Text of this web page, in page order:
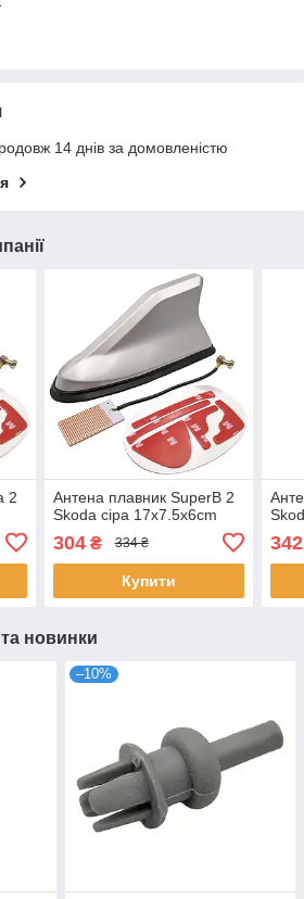
14 днів за домовленістю
2
Антена плавник SuperB 2
Skoda сіра 17x7.5x6cm
304₴ 334 ₴
Купити
342
та новинки
–10%